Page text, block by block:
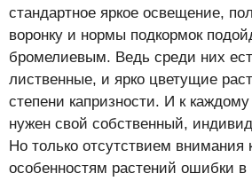
стандартное яркое освещение,
воронку и нормы подкормок
бромелиевым. Ведь среди них
лиственные, и ярко цветущие
степени капризности. И к
нужен свой собственный,
Но только отсутствием внимания
особенностям растений ошибки